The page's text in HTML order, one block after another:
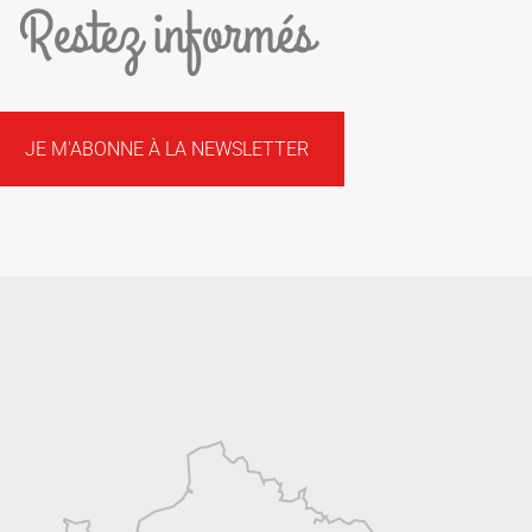
Restez informés
JE M'ABONNE À LA NEWSLETTER